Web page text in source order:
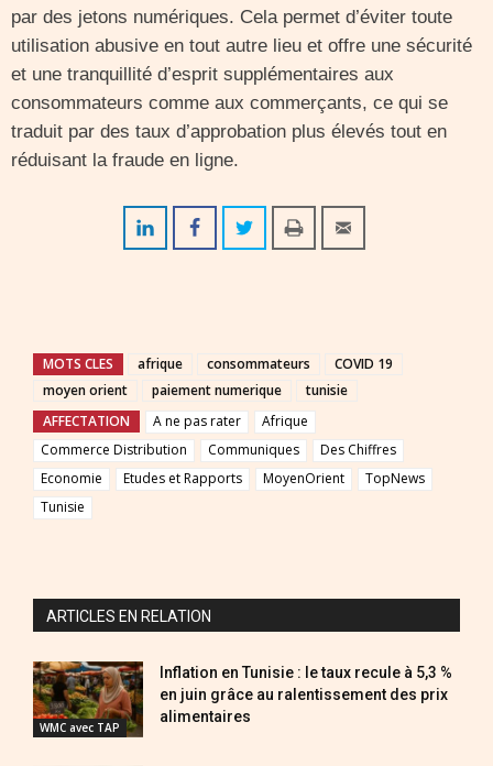
par des jetons numériques. Cela permet d’éviter toute
utilisation abusive en tout autre lieu et offre une sécurité
et une tranquillité d’esprit supplémentaires aux
consommateurs comme aux commerçants, ce qui se
traduit par des taux d’approbation plus élevés tout en
réduisant la fraude en ligne.
MOTS CLES afrique consommateurs
COVID 19
moyen orient
paiement numerique
tunisie
AFFECTATION
A ne pas rater
Afrique
Commerce Distribution
Communiques
Des Chiffres
Economie
Etudes et Rapports MoyenOrient
TopNews
Tunisie
ARTICLES EN RELATION
WMC avec TAP
Inflation en Tunisie : le taux recule à 5,3 %
en juin grâce au ralentissement des prix
alimentaires